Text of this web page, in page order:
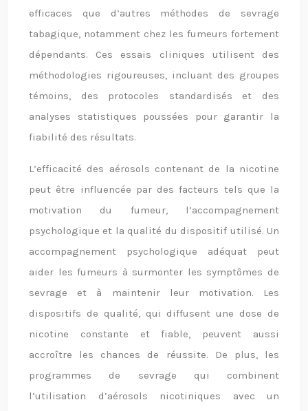
efficaces que d’autres méthodes de sevrage
tabagique, notamment chez les fumeurs fortement
dépendants. Ces essais cliniques utilisent des
méthodologies rigoureuses, incluant des groupes
témoins, des protocoles standardisés et des
analyses statistiques poussées pour garantir la
fiabilité des résultats.
L’efficacité des aérosols contenant de la nicotine
peut être influencée par des facteurs tels que la
motivation du fumeur, l’accompagnement
psychologique et la qualité du dispositif utilisé. Un
accompagnement psychologique adéquat peut
aider les fumeurs à surmonter les symptômes de
sevrage et à maintenir leur motivation. Les
dispositifs de qualité, qui diffusent une dose de
nicotine constante et fiable, peuvent aussi
accroître les chances de réussite. De plus, les
programmes de sevrage qui combinent
l’utilisation d’aérosols nicotiniques avec un